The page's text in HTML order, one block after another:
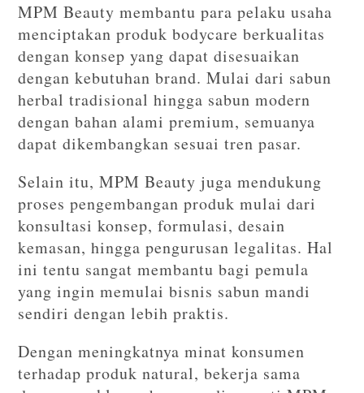
MPM Beauty membantu para pelaku usaha
menciptakan produk bodycare berkualitas
dengan konsep yang dapat disesuaikan
dengan kebutuhan brand. Mulai dari sabun
herbal tradisional hingga sabun modern
dengan bahan alami premium, semuanya
dapat dikembangkan sesuai tren pasar.
Selain itu, MPM Beauty juga mendukung
proses pengembangan produk mulai dari
konsultasi konsep, formulasi, desain
kemasan, hingga pengurusan legalitas. Hal
ini tentu sangat membantu bagi pemula
yang ingin memulai bisnis sabun mandi
sendiri dengan lebih praktis.
Dengan meningkatnya minat konsumen
terhadap produk natural, bekerja sama